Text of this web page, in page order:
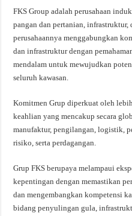
FKS Group adalah perusahaan
pangan dan pertanian, infrastruktur,
perusahaannya menggabungkan
dan infrastruktur dengan
mendalam untuk mewujudkan
seluruh kawasan.
Komitmen Grup diperkuat oleh
keahlian yang mencakup secara
manufaktur, pengilangan, logistik,
risiko, serta perdagangan.
Grup FKS berupaya melampaui
kepentingan dengan memastikan
dan mengembangkan kompetensi
bidang penyulingan gula,